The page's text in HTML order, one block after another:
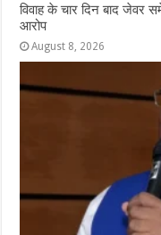
विवाह के चार दिन बाद जेवर
आरोप
August 8, 2026